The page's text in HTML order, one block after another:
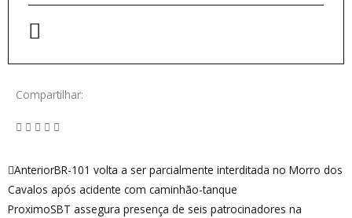
Compartilhar:
Anterior
AnteriorBR-101 volta a ser parcialmente interditada no Morro dos
Cavalos após acidente com caminhão-tanque
ProximoSBT assegura presença de seis patrocinadores na
Próximo